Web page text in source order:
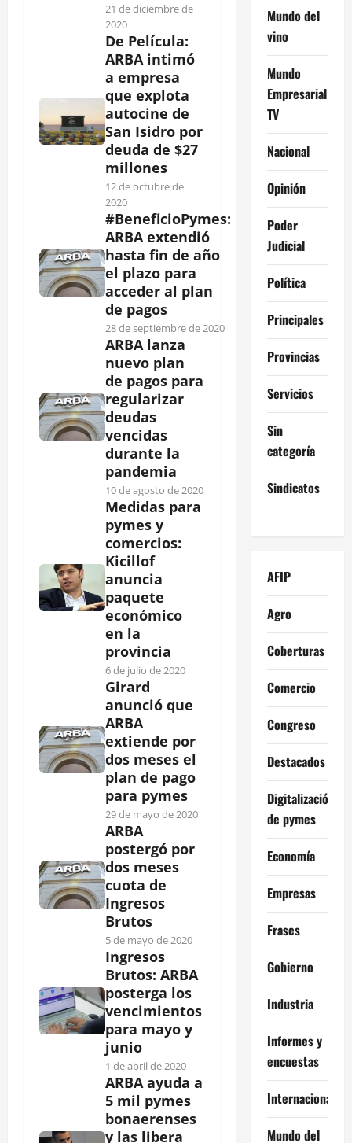
21 de diciembre de
2020
De Película:
ARBA intimó
a empresa
que explota
autocine de
San Isidro por
deuda de $27
millones
12 de octubre de
2020
#BeneficioPymes:
ARBA extendió
hasta fin de año
el plazo para
acceder al plan
de pagos
28 de septiembre de 2020
ARBA lanza
nuevo plan
de pagos para
regularizar
deudas
vencidas
durante la
pandemia
10 de agosto de 2020
Medidas para
pymes y
comercios:
Kicillof
anuncia
paquete
económico
en la
provincia
6 de julio de 2020
Girard
anunció que
ARBA
extiende por
dos meses el
plan de pago
para pymes
29 de mayo de 2020
ARBA
postergó por
dos meses
cuota de
Ingresos
Brutos
5 de mayo de 2020
Ingresos
Brutos: ARBA
posterga los
vencimientos
para mayo y
junio
1 de abril de 2020
ARBA ayuda a
5 mil pymes
bonaerenses
y las libera
Mundo del
vino
Mundo
Empresarial
TV
Nacional
Opinión
Poder
Judicial
Política
Principales
Provincias
Servicios
Sin
categoría
Sindicatos
AFIP
Agro
Coberturas
Comercio
Congreso
Destacados
Digitalización
de pymes
Economía
Empresas
Frases
Gobierno
Industria
Informes y
encuestas
Internacional
Mundo del